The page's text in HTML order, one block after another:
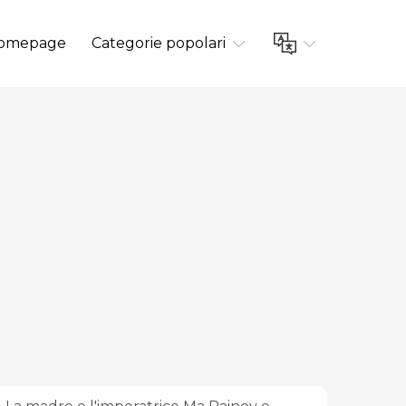
Categorie popolari